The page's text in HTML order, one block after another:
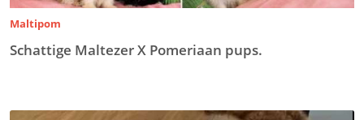
Maltipom
Schattige Maltezer X Pomeriaan pups.